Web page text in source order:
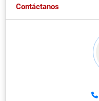
Contáctanos